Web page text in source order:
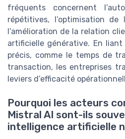
fréquents concernent
répétitives, l’optimisation
l’amélioration de la relation
artificielle générative. En
précis, comme le temps de
transaction, les entreprises
leviers d’efficacité
Pourquoi les acteurs
Mistral AI sont-ils
intelligence artificielle